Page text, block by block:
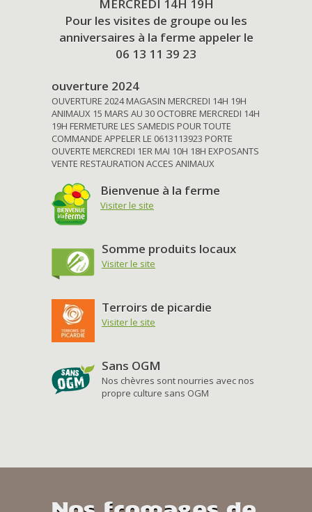
MERCREDI 14H 19H
Pour les visites de groupe ou les
anniversaires à la ferme appeler le
06 13 11 39 23
ouverture 2024
OUVERTURE 2024 MAGASIN MERCREDI 14H 19H
ANIMAUX 15 MARS AU 30 OCTOBRE MERCREDI 14H
19H FERMETURE LES SAMEDIS POUR TOUTE
COMMANDE APPELER LE 0613113923 PORTE
OUVERTE MERCREDI 1ER MAI 10H 18H EXPOSANTS
VENTE RESTAURATION ACCES ANIMAUX
Bienvenue à la ferme
Visiter le site
Somme produits locaux
Visiter le site
Terroirs de picardie
Visiter le site
Sans OGM
Nos chèvres sont nourries avec nos
propre culture sans OGM
Nos fromages de